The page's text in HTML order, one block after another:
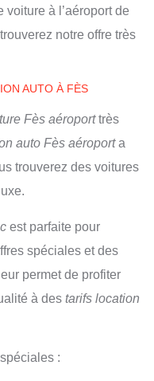
à l’aéroport de
notre offre très
AUTO À FÈS
Fès aéroporttrès
auto Fès aéroporta
trouverez des voitures
est parfaite pour
spéciales et des
permet de profiter
à des tarifs location
: